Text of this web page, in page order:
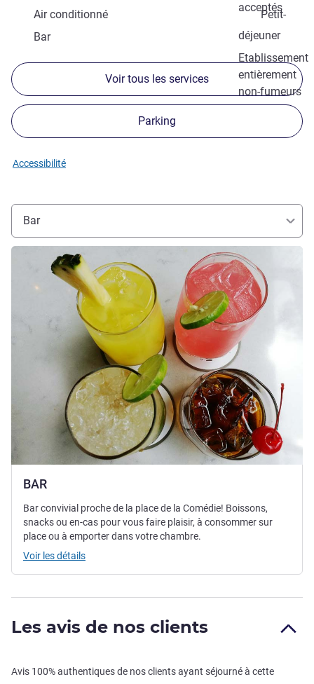
acceptés
Air conditionné
Petit-
déjeuner
Bar
Etablissement
entièrement
non-fumeurs
Voir tous les services
Parking
Accessibilité
Bar
BAR
Voir les détails
Bar convivial proche de la place de la Comédie! Boissons,
snacks ou en-cas pour vous faire plaisir, à consommer sur
place ou à emporter dans votre chambre.
Voir les détails
Les avis de nos clients
Avis 100% authentiques de nos clients ayant séjourné à cette